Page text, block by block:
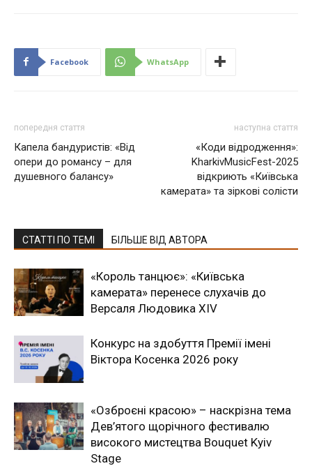
Facebook WhatsApp
попередня стаття
Капела бандуристів: «Від
опери до романсу – для
душевного балансу»
наступна стаття
«Коди відродження»:
KharkivMusicFest-2025
відкриють «Київська
камерата» та зіркові солісти
СТАТТІ ПО ТЕМІ БІЛЬШЕ ВІД АВТОРА
«Король танцює»: «Київська
камерата» перенесе слухачів до
Версаля Людовика XIV
Конкурс на здобуття Премії імені
Віктора Косенка 2026 року
«Озброєні красою» – наскрізна тема
Дев’ятого щорічного фестивалю
високого мистецтва Bouquet Kyiv
Stage